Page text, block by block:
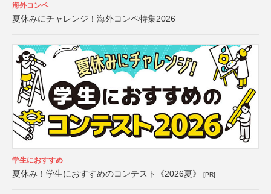
海外コンペ
夏休みにチャレンジ！海外コンペ特集2026
学生におすすめ
夏休み！学生におすすめのコンテスト《2026夏》 [PR]